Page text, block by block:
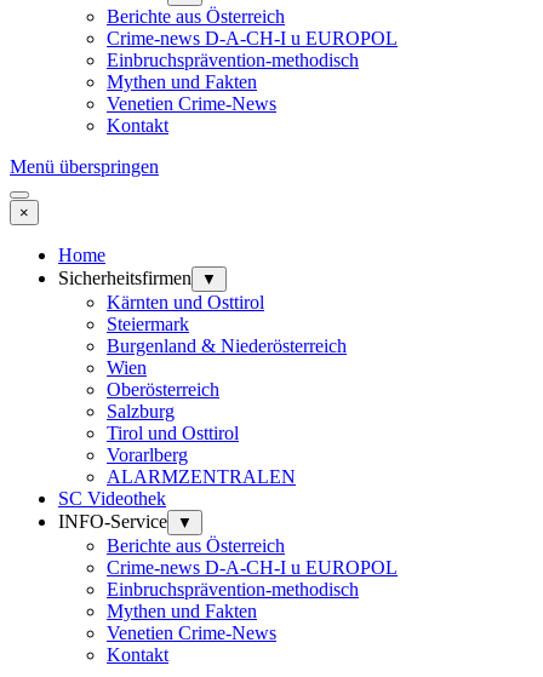
Berichte aus Österreich
Crime-news D-A-CH-I u EUROPOL
Einbruchsprävention-methodisch
Mythen und Fakten
Venetien Crime-News
Kontakt
Menü überspringen
×
Home
Sicherheitsfirmen
▼
Kärnten und Osttirol
Steiermark
Burgenland & Niederösterreich
Wien
Oberösterreich
Salzburg
Tirol und Osttirol
Vorarlberg
ALARMZENTRALEN
SC Videothek
INFO-Service
▼
Berichte aus Österreich
Crime-news D-A-CH-I u EUROPOL
Einbruchsprävention-methodisch
Mythen und Fakten
Venetien Crime-News
Kontakt